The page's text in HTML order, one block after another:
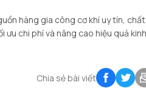
hàng gia công cơ khí uy tín, chất
ưu chi phí và nâng cao hiệu quả kinh
Chia sẻ bài viết